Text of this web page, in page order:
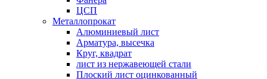
ЦСП
Металлопрокат
Алюминиевый лист
Арматура, высечка
Круг, квадрат
лист из нержавеющей стали
Плоский лист оцинкованный